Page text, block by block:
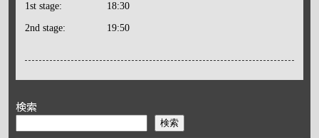
1st stage: 18:30
2nd stage: 19:50
検索
検索